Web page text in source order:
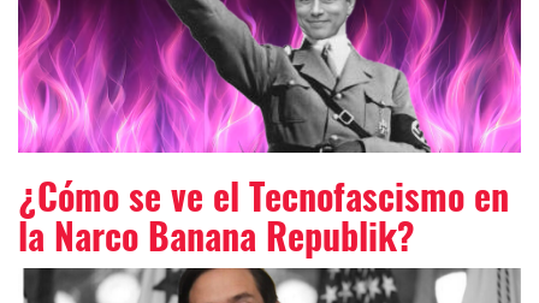
¿Cómo se ve el Tecnofascismo en
la Narco Banana Republik?